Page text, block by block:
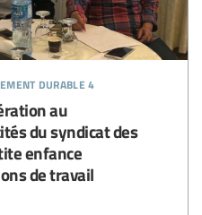
durable 4
au
du syndicat des
enfance
de travail